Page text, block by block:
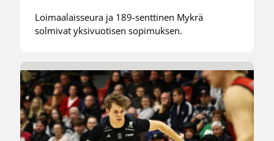
Loimaalaisseura ja 189-senttinen Mykrä
solmivat yksivuotisen sopimuksen.